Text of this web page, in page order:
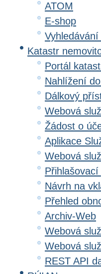
ATOM
E-shop
Katastr
Portál
Nahlížení
Dálkový
Webová
Žádost o
Aplikace
Webová
Návrh na
Přehled
Archiv-Web
Webová
Webová
REST API